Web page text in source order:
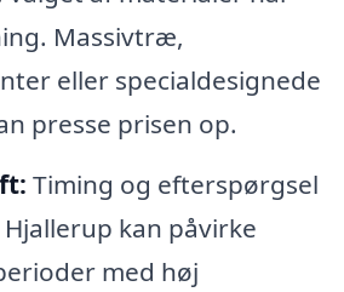
Massivtræ,
eller specialdesignede
presse prisen op.
Timing og efterspørgsel
kan påvirke
med høj